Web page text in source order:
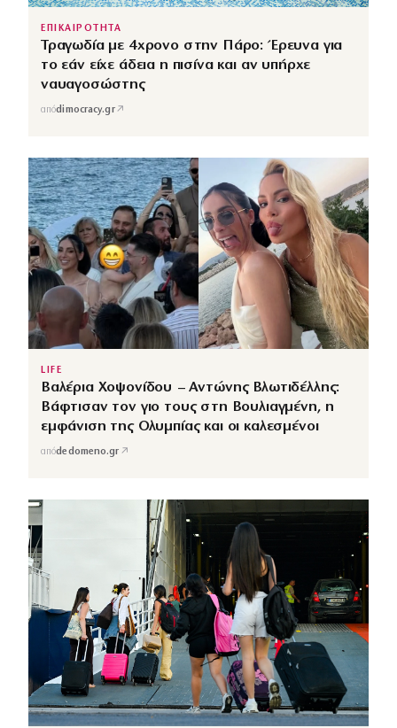
ΕΠΙΚΑΙΡΟΤΗΤΑ
Τραγωδία με 4χρονο στην Πάρο: Έρευνα για
το εάν είχε άδεια η πισίνα και αν υπήρχε
ναυαγοσώστης
απόdimocracy.gr↗
LIFE
Βαλέρια Χοψονίδου – Αντώνης Βλωτιδέλλης:
Βάφτισαν τον γιο τους στη Βουλιαγμένη, η
εμφάνιση της Ολυμπίας και οι καλεσμένοι
απόdedomeno.gr ↗